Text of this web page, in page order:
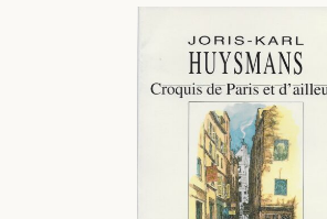
Catalogues d’expositions
Correspondances